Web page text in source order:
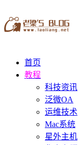
首页
教程
科技资讯
泛微OA
运维技术
Mac系统
星外主机